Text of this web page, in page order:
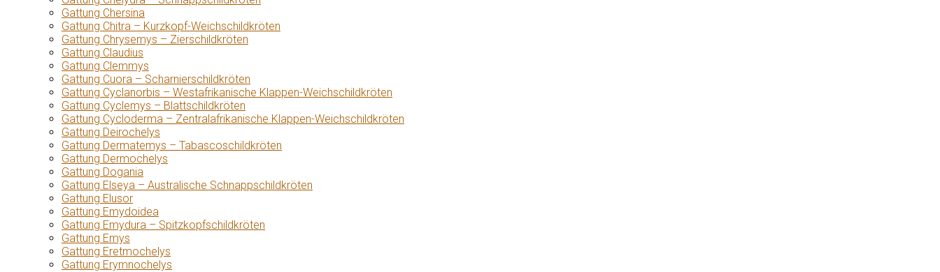
Gattung Chersina
Gattung Chitra – Kurzkopf-Weichschildkröten
Gattung Chrysemys – Zierschildkröten
Gattung Claudius
Gattung Clemmys
Gattung Cuora – Scharnierschildkröten
Gattung Cyclanorbis – Westafrikanische Klappen-Weichschildkröten
Gattung Cyclemys – Blattschildkröten
Gattung Cycloderma – Zentralafrikanische Klappen-Weichschildkröten
Gattung Deirochelys
Gattung Dermatemys – Tabascoschildkröten
Gattung Dermochelys
Gattung Dogania
Gattung Elseya – Australische Schnappschildkröten
Gattung Elusor
Gattung Emydoidea
Gattung Emydura – Spitzkopfschildkröten
Gattung Emys
Gattung Eretmochelys
Gattung Erymnochelys